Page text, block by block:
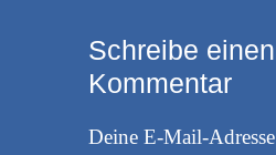
Schreibe einen
Kommentar
Deine E-Mail-